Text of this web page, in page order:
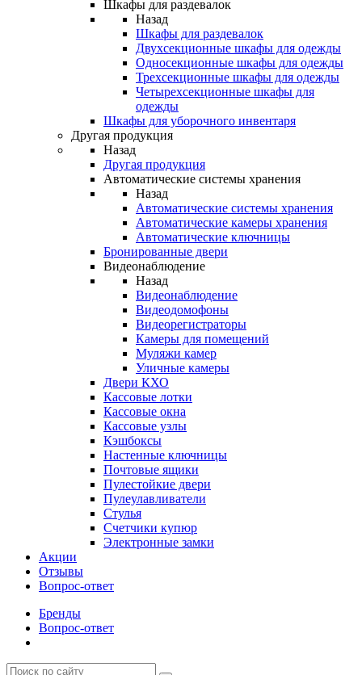
Шкафы для раздевалок
Назад
Шкафы для раздевалок
Двухсекционные шкафы для одежды
Односекционные шкафы для одежды
Трехсекционные шкафы для одежды
Четырехсекционные шкафы для
одежды
Шкафы для уборочного инвентаря
Другая продукция
Назад
Другая продукция
Автоматические системы хранения
Назад
Автоматические системы хранения
Автоматические камеры хранения
Автоматические ключницы
Бронированные двери
Видеонаблюдение
Назад
Видеонаблюдение
Видеодомофоны
Видеорегистраторы
Камеры для помещений
Муляжи камер
Уличные камеры
Двери КХО
Кассовые лотки
Кассовые окна
Кассовые узлы
Кэшбоксы
Настенные ключницы
Почтовые ящики
Пулестойкие двери
Пулеулавливатели
Стулья
Счетчики купюр
Электронные замки
Акции
Отзывы
Вопрос-ответ
Бренды
Вопрос-ответ